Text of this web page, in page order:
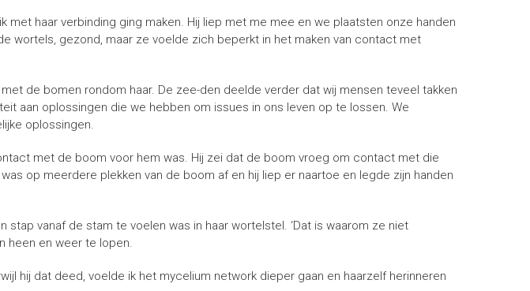
haar verbinding ging maken. Hij liep met me mee en we plaatsten onze handen
wortels, gezond, maar ze voelde zich beperkt in het maken van contact met
de bomen rondom haar. De zee-den deelde verder dat wij mensen teveel takken
aan oplossingen die we hebben om issues in ons leven op te lossen. We
oplossingen.
met de boom voor hem was. Hij zei dat de boom vroeg om contact met die
op meerdere plekken van de boom af en hij liep er naartoe en legde zijn handen
stap vanaf de stam te voelen was in haar wortelstel. ‘Dat is waarom ze niet
heen en weer te lopen.
hij dat deed, voelde ik het mycelium network dieper gaan en haarzelf herinneren